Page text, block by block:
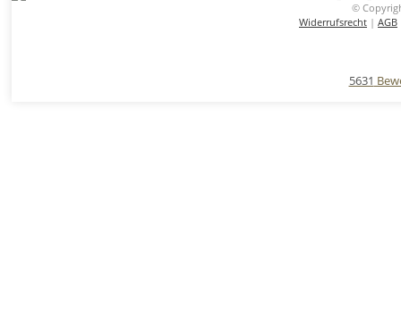
©
Widerrufsrecht | AGB
5631